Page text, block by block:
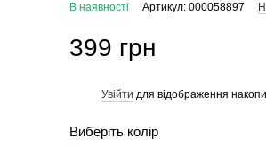
В наявності Артикул: 000058897
399 грн
Увійти для відображення
Виберіть колір